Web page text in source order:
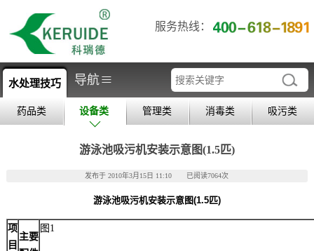
服务热线：
水处理技巧 导航≡
药品类 设备类 管理类 消毒类 吸污类
游泳池吸污机安装示意图(1.5匹)
发布于 2010年3月15日 11:10 已阅读7064次
游泳池吸污机安装示意图(1.5匹)
项
目
主要
图1